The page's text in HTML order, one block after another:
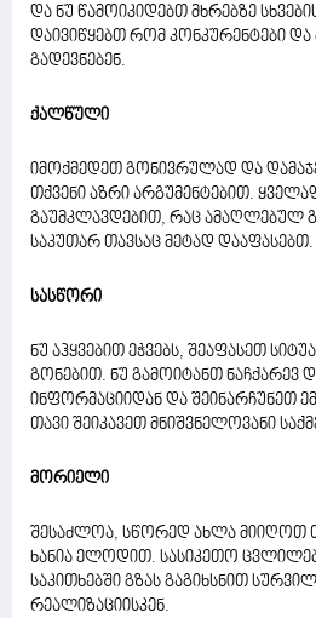
და ნუ წამოიკიდებთ მხრებზე
დაივიწყებთ რომ კონკურენტები
გადევნებენ.
ქალწული
იმოქმედეთ გონივრულად და
თქვენი აზრი არგუმენტებით.
გაუმკლავდებით, რაც ამაღლებულ
საკუთარ თავსაც მეტად დააფასებთ.
სასწორი
ნუ აჰყვებით ეჭვებს, შეაფასეთ
გონებით. ნუ გამოიტანთ ნაჩქარევ
ინფორმაციიდან და შეინარჩუნეთ
თავი შეიკავეთ მნიშვნელოვანი
მორიელი
შესაძლოა, სწორედ ახლა მიიღოთ
ხანია ელოდით. სასიკეთო
საკითხებში გზას გაგიხსნით
რეალიზაციისკენ.